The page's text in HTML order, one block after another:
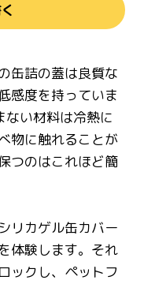
缶詰の蓋は良質な
感度を持っていま
ない材料は冷熱に
物に触れることが
つのはこれほど簡
リカゲル缶カバー
体験します。それ
ックし、ペットフ